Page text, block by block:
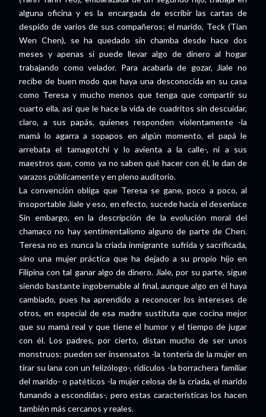
alguna oficina y es la encargada de escribir las cartas de
despido de varios de sus compañeros; el marido, Teck (Tian
Wen Chen), se ha quedado sin chamba desde hace dos
meses y apenas si puede llevar algo de dinero al hogar
trabajando como velador. Para acabarla de gozar, Jiale no
recibe de buen modo que haya una desconocida en su casa
como Teresa y mucho menos que tenga que compartir su
cuarto ella, así que le hace la vida de cuadritos sin descuidar,
claro, a sus papás, quienes responden violentamente -la
mamá lo agarra a sopapos en algún momento, el papá le
arrebata el tamagotchi y lo avienta a la calle-, ni a sus
maestros que, como ya no saben qué hacer con él, le dan de
varazos públicamente y en pleno auditorio.
La convención obliga que Teresa se gane, poco a poco, al
insoportable Jiale y eso, en efecto, sucede hacia el desenlace
Sin embargo, en la descripción de la evolución moral del
chamaco no hay sentimentalismo alguno de parte de Chen.
Teresa no es nunca la criada inmigrante sufrida y sacrificada,
sino una mujer práctica que ha dejado a su propio hijo en
Filipina con tal ganar algo de dinero. Jiale, por su parte, sigue
siendo bastante ingobernable al final, aunque algo en él haya
cambiado, pues ha aprendido a reconocer los intereses de
otros, en especial de esa madre sustituta que cocina mejor
que su mamá real y que tiene el humor y el tiempo de jugar
con él. Los padres, por cierto, distan mucho de ser unos
monstruos: pueden ser insensatos -la tontería de la mujer en
tirar su lana con un felizólogo-, ridículos -la borrachera familiar
del marido- o patéticos -la mujer celosa de la criada, el marido
fumando a escondidas-, pero estas características los hacen
también más cercanos y reales.